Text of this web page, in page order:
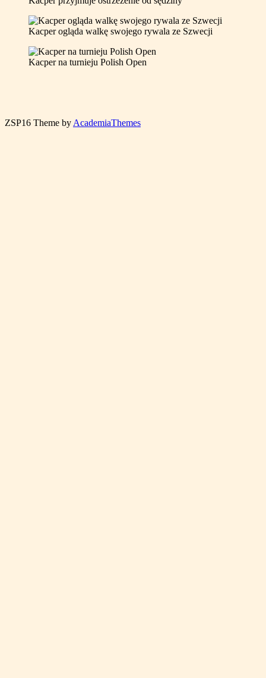
Kacper ogląda walkę swojego rywala ze Szwecji
Kacper na turnieju Polish Open
ZSP16 Theme by AcademiaThemes